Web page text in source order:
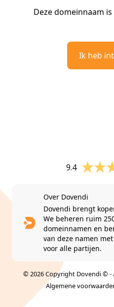
Deze domeinnaam
Ik heb
9.4
Over Dovendi
Dovendi brengt
We beheren ruim
domeinnamen en
van deze namen
voor alle partijen.
© 2026 Copyright Dovendi ©
Algemene